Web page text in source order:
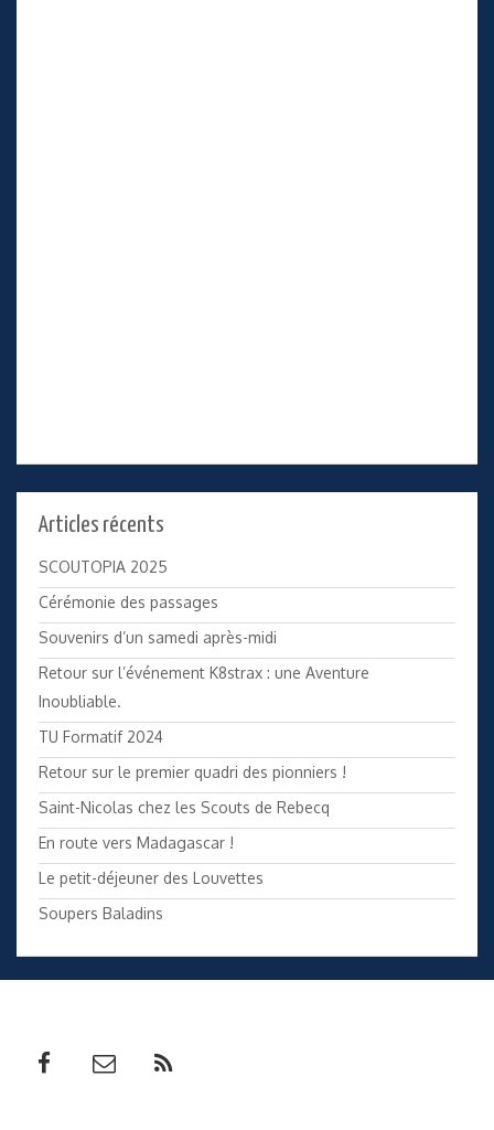
Articles récents
SCOUTOPIA 2025
Cérémonie des passages
Souvenirs d’un samedi après-midi
Retour sur l’événement K8strax : une Aventure
Inoubliable.
TU Formatif 2024
Retour sur le premier quadri des pionniers !
Saint-Nicolas chez les Scouts de Rebecq
En route vers Madagascar !
Le petit-déjeuner des Louvettes
Soupers Baladins